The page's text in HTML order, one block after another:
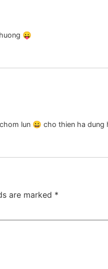
😛
lun 😀 cho thien ha dung
are marked *